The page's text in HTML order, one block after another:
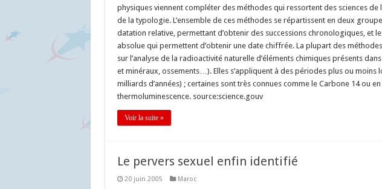
physiques viennent compléter des méthodes qui ressortent des sciences de
de la typologie. L’ensemble de ces méthodes se répartissent en deux
datation relative, permettant d’obtenir des successions chronologiques, et
absolue qui permettent d’obtenir une date chiffrée. La plupart des
sur l’analyse de la radioactivité naturelle d’éléments chimiques présents
et minéraux, ossements…). Elles s’appliquent à des périodes plus ou moins
milliards d’années) ; certaines sont très connues comme le Carbone 14 ou
thermoluminescence. source:science.gouv
Voir la suite »
Le pervers sexuel enfin identifié
20 juin 2005 Maroc